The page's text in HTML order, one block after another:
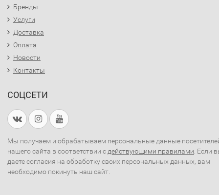
Бренды
Услуги
Доставка
Оплата
Новости
Контакты
СОЦСЕТИ
Мы получаем и обрабатываем персональные данные
нашего сайта в соответствии с действующими правилами . Если
даете согласия на обработку своих персональных данных, вам
необходимо покинуть наш сайт.